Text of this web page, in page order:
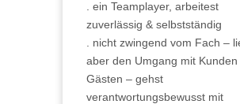
. ein Teamplayer, arbeitest
zuverlässig & selbstständig
. nicht zwingend vom Fach –
aber den Umgang mit Kunden
Gästen – gehst
verantwortungsbewusst mit